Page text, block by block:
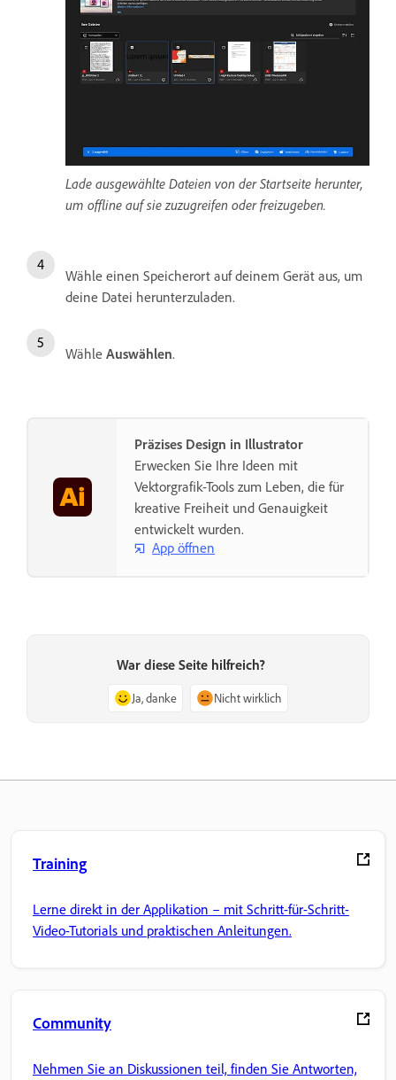
Lade ausgewählte Dateien von der Startseite herunter,
um offline auf sie zuzugreifen oder freizugeben.
Wähle einen Speicherort auf deinem Gerät aus, um
deine Datei herunterzuladen.
Wähle Auswählen.
Präzises Design in Illustrator
Erwecken Sie Ihre Ideen mit
Vektorgrafik-Tools zum Leben, die für
kreative Freiheit und Genauigkeit
entwickelt wurden.
App öffnen
War diese Seite hilfreich?
Ja, danke Nicht wirklich
Training
Lerne direkt in der Applikation – mit Schritt-für-Schritt-
Video-Tutorials und praktischen Anleitungen.
Community
Nehmen Sie an Diskussionen teil, finden Sie Antworten,